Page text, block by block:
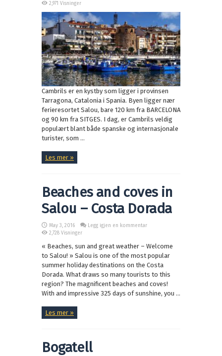
2,971 Visninger
Cambrils er en kystby som ligger i provinsen
Tarragona, Catalonia i Spania. Byen ligger nær
ferieresortet Salou, bare 120 km fra BARCELONA
og 90 km fra SITGES. I dag, er Cambrils veldig
populært blant både spanske og internasjonale
turister, som ...
Les mer »
Beaches and coves in
Salou – Costa Dorada
May 3, 2016
Legg igjen en kommentar
2,728 Visninger
« Beaches, sun and great weather – Welcome
to Salou! » Salou is one of the most popular
summer holiday destinations on the Costa
Dorada. What draws so many tourists to this
region? The magnificent beaches and coves!
With and impressive 325 days of sunshine, you ...
Les mer »
Bogatell